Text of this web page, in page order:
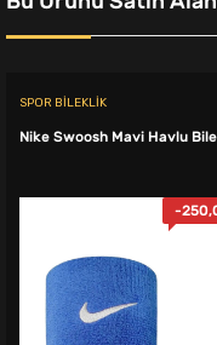
SPOR BILEKLIK
Nike Swoosh Mavi Havlu
-